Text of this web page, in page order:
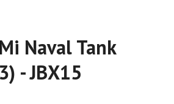
Naval Tank
- JBX15